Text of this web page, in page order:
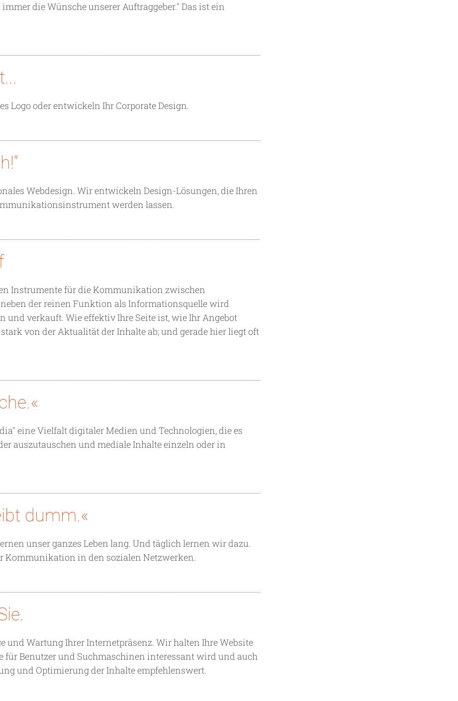
die Wünsche unserer Auftraggeber." Das ist ein
Logo oder entwickeln Ihr Corporate Design.
Webdesign. Wir entwickeln Design-Lösungen, die Ihren
werden lassen.
Instrumente für die Kommunikation zwischen
der reinen Funktion als Informationsquelle wird
und verkauft. Wie effektiv Ihre Seite ist, wie Ihr Angebot
von der Aktualität der Inhalte ab; und gerade hier liegt oft
eine Vielfalt digitaler Medien und Technologien, die es
auszutauschen und mediale Inhalte einzeln oder in
dumm.«
unser ganzes Leben lang. Und täglich lernen wir dazu.
Kommunikation in den sozialen Netzwerken.
und Wartung Ihrer Internetpräsenz. Wir halten Ihre Website
für Benutzer und Suchmaschinen interessant wird und auch
und Optimierung der Inhalte empfehlenswert.